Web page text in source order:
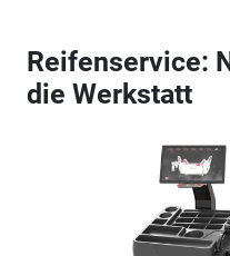
Reifenservice:
die Werkstatt